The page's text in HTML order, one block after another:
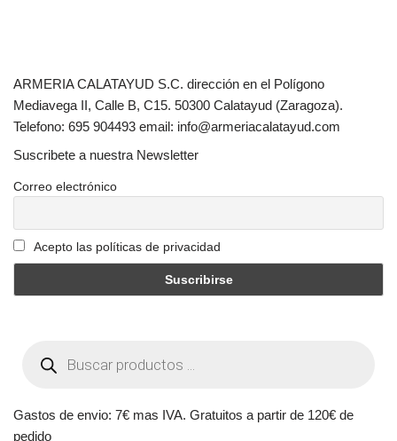
ARMERIA CALATAYUD S.C. dirección en el Polígono
Mediavega II, Calle B, C15. 50300 Calatayud (Zaragoza).
Telefono: 695 904493 email: info@armeriacalatayud.com
Suscribete a nuestra Newsletter
Correo electrónico
Acepto las políticas de privacidad
Gastos de envio: 7€ mas IVA. Gratuitos a partir de 120€ de
pedido